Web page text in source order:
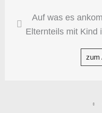
Auf was es
Elternteils mit Kind
zum